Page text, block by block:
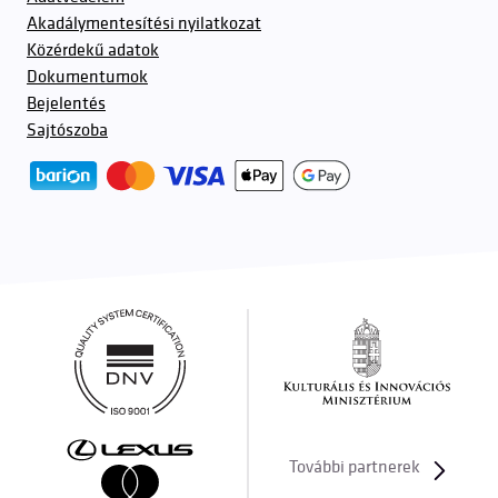
Akadálymentesítési nyilatkozat
Közérdekű adatok
Dokumentumok
Bejelentés
Sajtószoba
További partnerek